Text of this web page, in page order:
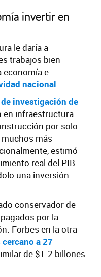
invertir en
le daría a
trabajos bien
economía e
nacional.
investigación de
en infraestructura
por solo
más
estimó
real del PIB
una inversión
conservador de
por la
Forbes en la otra
cercano a 27
de $1.2 billones